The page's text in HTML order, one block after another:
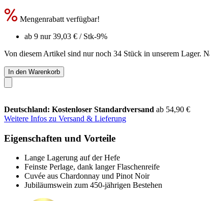
Mengenrabatt verfügbar!
ab 9 nur39,03 € / Stk-9%
Von diesem Artikel sind nur noch 34 Stück in unserem Lager.
In den Warenkorb
Deutschland: Kostenloser Standardversand ab 54,90 €
Weitere Infos zu Versand & Lieferung
Eigenschaften und Vorteile
Lange Lagerung auf der Hefe
Feinste Perlage, dank langer Flaschenreife
Cuvée aus Chardonnay und Pinot Noir
Jubiläumswein zum 450-jährigen Bestehen